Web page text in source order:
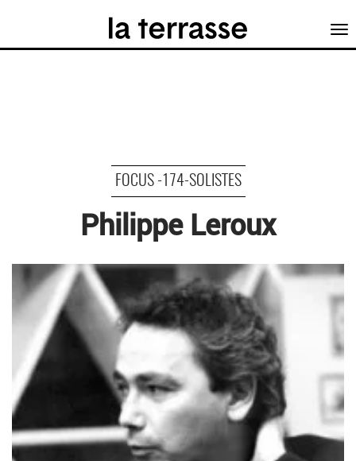
FOCUS -174-SOLISTES
Philippe Leroux